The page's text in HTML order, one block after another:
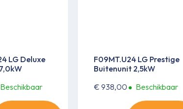
LG Deluxe
Beschikbaar
F09MT.U24 LG Prestige
Buitenunit 2,5kW
€ 938,00 Beschikbaar